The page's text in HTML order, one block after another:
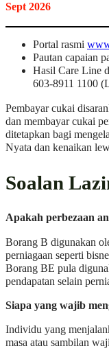
Sept 2026
Portal rasmi
Pautan capaian
Hasil Care Line
603-8911 1100
Pembayar cukai
dan membayar cukai
ditetapkan bagi
Nyata dan kenaikan
Soalan
Apakah perbezaan
Borang B digunakan
perniagaan seperti
Borang BE pula
pendapatan selain
Siapa yang wajib
Individu yang
masa atau sambilan